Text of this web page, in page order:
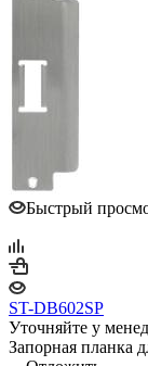
Быстрый
ST-DB602SP
Уточняйте у
Запорная планка